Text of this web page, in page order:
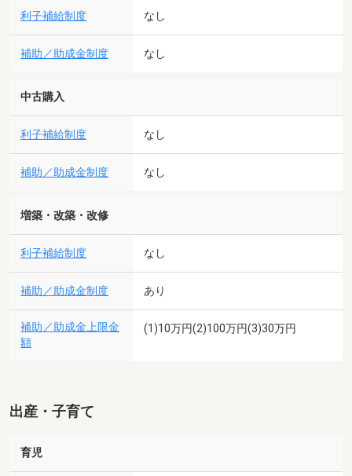
利子補給制度 なし
補助／助成金制度 なし
中古購入
利子補給制度 なし
補助／助成金制度 なし
増築・改築・改修
利子補給制度 なし
補助／助成金制度 あり
補助／助成金上限金
額
(1)10万円(2)100万円(3)30万円
出産・子育て
育児